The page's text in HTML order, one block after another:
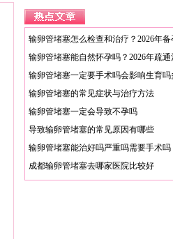
输卵管堵塞怎么检查和治疗？2026年备
输卵管堵塞能自然怀孕吗？2026年疏通
输卵管堵塞一定要手术吗会影响生育吗
输卵管堵塞的常见症状与治疗方法
输卵管堵塞一定会导致不孕吗
导致输卵管堵塞的常见原因有哪些
输卵管堵塞能治好吗严重吗需要手术吗
成都输卵管堵塞去哪家医院比较好